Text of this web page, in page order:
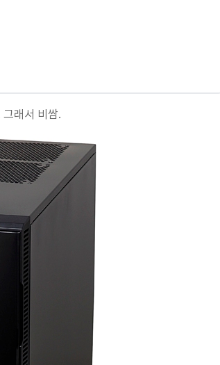
래서 비쌈.